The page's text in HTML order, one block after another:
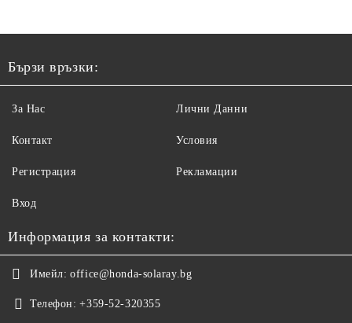
Бързи връзки:
За Нас
Контакт
Регистрация
Вход
Лични Данни
Условия
Рекламации
Информация за контакти:
Имейл: office@honda-solaray.bg
Телефон: +359-52-320355